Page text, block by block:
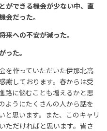
ができる機会が少ない中、直
会だった。
来への不安が減った。
った。
を作っていただいた伊那北高
謝しております。春からは受
路に悩むことも増えるかと思
ようにたくさんの人から話を
と思います。また、このキャリ
ただければと思います。皆さ